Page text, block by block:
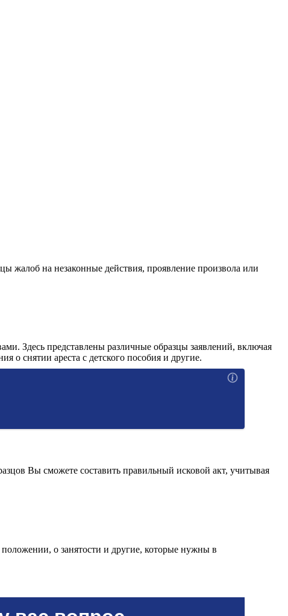
жалоб на незаконные действия, проявление произвола или
Здесь представлены различные образцы заявлений, включая
о снятии ареста с детского пособия и другие.
Вы сможете составить правильный исковой акт, учитывая
о занятости и другие, которые нужны в